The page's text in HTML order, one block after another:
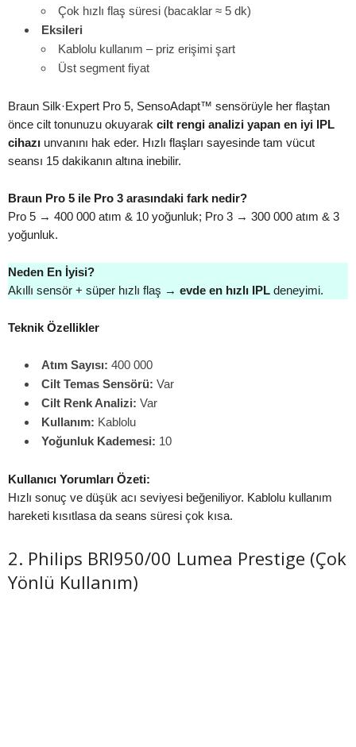
Çok hızlı flaş süresi (bacaklar ≈ 5 dk)
Eksileri
Kablolu kullanım – priz erişimi şart
Üst segment fiyat
Braun Silk·Expert Pro 5, SensoAdapt™ sensörüyle her flaştan
önce cilt tonunuzu okuyarak cilt rengi analizi yapan en iyi IPL
cihazı unvanını hak eder. Hızlı flaşları sayesinde tam vücut
seansı 15 dakikanın altına inebilir.
Braun Pro 5 ile Pro 3 arasındaki fark nedir?
Pro 5 → 400 000 atım & 10 yoğunluk; Pro 3 → 300 000 atım & 3
yoğunluk.
Neden En İyisi?
Akıllı sensör + süper hızlı flaş → evde en hızlı IPL deneyimi.
Teknik Özellikler
Atım Sayısı: 400 000
Cilt Temas Sensörü: Var
Cilt Renk Analizi: Var
Kullanım: Kablolu
Yoğunluk Kademesi: 10
Kullanıcı Yorumları Özeti:
Hızlı sonuç ve düşük acı seviyesi beğeniliyor. Kablolu kullanım
hareketi kısıtlasa da seans süresi çok kısa.
2. Philips BRI950/00 Lumea Prestige (Çok
Yönlü Kullanım)